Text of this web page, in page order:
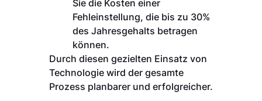
Sie die Kosten einer
Fehleinstellung, die bis zu 30%
des Jahresgehalts betragen
können.
Durch diesen gezielten Einsatz von
Technologie wird der gesamte
Prozess planbarer und erfolgreicher.